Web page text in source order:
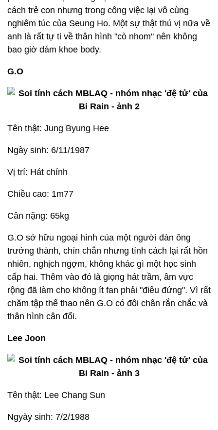
cách trẻ con nhưng trong công việc lại vô cùng
nghiêm túc của Seung Ho. Một sự thật thú vị nữa về
anh là rất tự ti về thân hình "cò nhom" nên không
bao giờ dám khoe body.
G.O
Tên thật: Jung Byung Hee
Ngày sinh: 6/11/1987
Vị trí: Hát chính
Chiều cao: 1m77
Cân nặng: 65kg
G.O sở hữu ngoại hình của một người đàn ông
trưởng thành, chín chắn nhưng tính cách lại rất hồn
nhiên, nghịch ngợm, không khác gì một học sinh
cấp hai. Thêm vào đó là giọng hát trầm, âm vực
rộng đã làm cho không ít fan phải "điêu đứng". Vì rất
chăm tập thể thao nên G.O có đôi chân rắn chắc và
thân hình cân đối.
Lee Joon
Tên thật: Lee Chang Sun
Ngyày sinh: 7/2/1988